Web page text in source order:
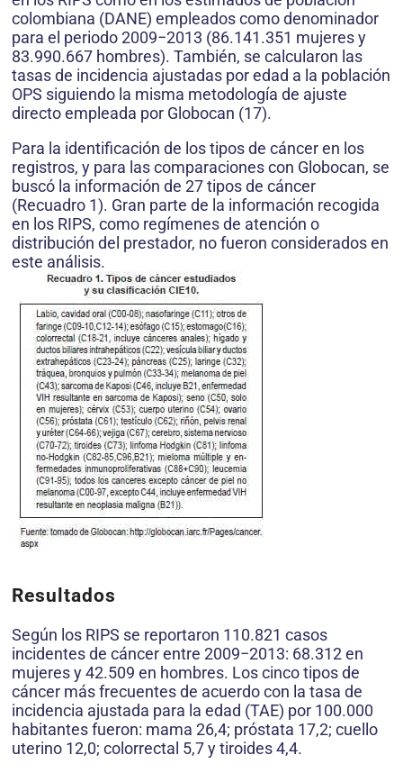
colombiana (DANE) empleados como denominador
para el periodo 2009−2013 (86.141.351 mujeres y
83.990.667 hombres). También, se calcularon las
tasas de incidencia ajustadas por edad a la población
OPS siguiendo la misma metodología de ajuste
directo empleada por Globocan (17).
Para la identificación de los tipos de cáncer en los
registros, y para las comparaciones con Globocan, se
buscó la información de 27 tipos de cáncer
(Recuadro 1). Gran parte de la información recogida
en los RIPS, como regímenes de atención o
distribución del prestador, no fueron considerados en
este análisis.
Resultados
Según los RIPS se reportaron 110.821 casos
incidentes de cáncer entre 2009−2013: 68.312 en
mujeres y 42.509 en hombres. Los cinco tipos de
cáncer más frecuentes de acuerdo con la tasa de
incidencia ajustada para la edad (TAE) por 100.000
habitantes fueron: mama 26,4; próstata 17,2; cuello
uterino 12,0; colorrectal 5,7 y tiroides 4,4.